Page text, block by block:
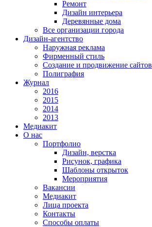
Ремонт
Дизайн интерьера
Деревянные дома
Все организации города
Дизайн-агентство
Наружная реклама
Фирменный стиль
Создание и продвижение сайтов
Полиграфия
Журнал
2016
2015
2014
2013
Медиакит
О нас
Портфолио
Дизайн, верстка
Рисунок, графика
Шаблоны открыток
Мероприятия
Вакансии
Медиакит
Лица проекта
Контакты
Способы оплаты